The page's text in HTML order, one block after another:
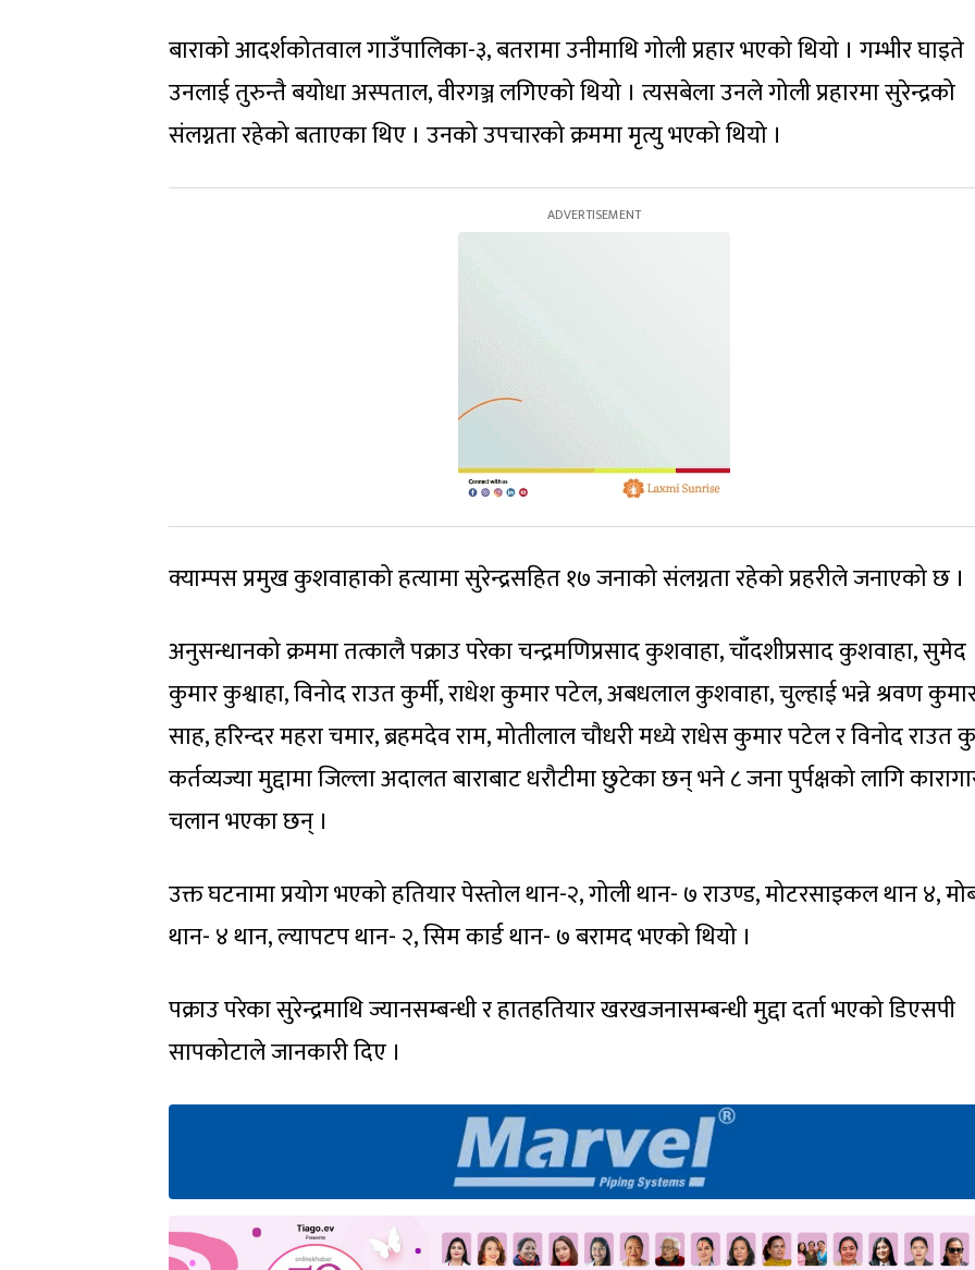
बाराको आदर्शकोतवाल गाउँपालिका-३, बतरामा उनीमाथि गोली प्रहार भएको थियो । गम्भीर घाइते
उनलाई तुरुन्तै बयोधा अस्पताल, वीरगञ्ज लगिएको थियो । त्यसबेला उनले गोली प्रहारमा सुरेन्द्रको
संलग्नता रहेको बताएका थिए । उनको उपचारको क्रममा मृत्यु भएको थियो ।
क्याम्पस प्रमुख कुशवाहाको हत्यामा सुरेन्द्रसहित १७ जनाको संलग्नता रहेको प्रहरीले जनाएको छ ।
अनुसन्धानको क्रममा तत्कालै पक्राउ परेका चन्द्रमणिप्रसाद कुशवाहा, चाँदशीप्रसाद कुशवाहा, सुमेद
कुमार कुश्वाहा, विनोद राउत कुर्मी, राधेश कुमार पटेल, अबधलाल कुशवाहा, चुल्हाई भन्ने श्रवण
साह, हरिन्दर महरा चमार, ब्रहमदेव राम, मोतीलाल चौधरी मध्ये राधेस कुमार पटेल र विनोद राउत
कर्तव्यज्या मुद्दामा जिल्ला अदालत बाराबाट धरौटीमा छुटेका छन् भने ८ जना पुर्पक्षको लागि
चलान भएका छन् ।
उक्त घटनामा प्रयोग भएको हतियार पेस्तोल थान-२, गोली थान- ७ राउण्ड, मोटरसाइकल थान ४,
थान- ४ थान, ल्यापटप थान- २, सिम कार्ड थान- ७ बरामद भएको थियो ।
पक्राउ परेका सुरेन्द्रमाथि ज्यानसम्बन्धी र हातहतियार खरखजनासम्बन्धी मुद्दा दर्ता भएको डिएसपी
सापकोटाले जानकारी दिए ।